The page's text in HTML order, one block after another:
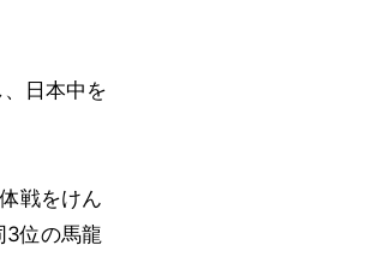
日本中を
戦をけん
3位の馬龍